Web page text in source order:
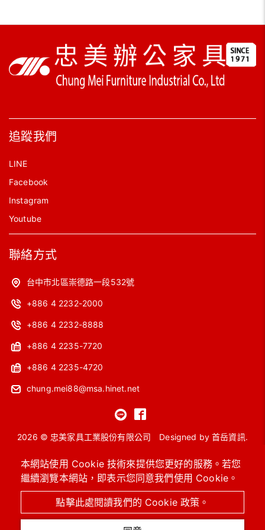
本網站使用 Cookie 技術來提供您更好的服務。若您
繼續瀏覽本網站，即表示您同意我們使用 Cookie。
點擊此處閱讀我們的 Cookie 政策。
追蹤我們
LINE
Facebook
Instagram
Youtube
聯絡方式
台中市北區崇德路一段532號
+886 4 2232-2000
+886 4 2232-8888
+886 4 2235-7720
+886 4 2235-4720
chung.mei88@msa.hinet.net
2026 © 忠美家具工業股份有限公司 Designed by首岳資訊.
OA主管桌 工作站 會議桌 洽談桌椅
高級沙發
系統櫥櫃 / 圖書館設備
進口保險箱
OA辦公椅 / 功能椅
辦公OA屏風 / 辦公隔間